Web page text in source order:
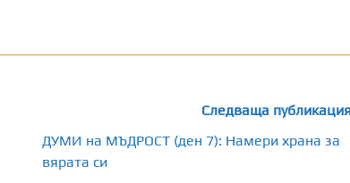
Следваща
ДУМИ на МЪДРОСТ (ден 7): Намери храна за
вярата си